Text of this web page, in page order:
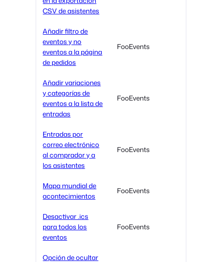
CSV de asistentes
Añadir filtro de
eventos y no
eventos a la página
de pedidos
FooEvents
Añadir variaciones
y categorías de
eventos a la lista de
entradas
FooEvents
Entradas por
correo electrónico
al comprador y a
los asistentes
FooEvents
Mapa mundial de
acontecimientos
FooEvents
Desactivar .ics
para todos los
eventos
FooEvents
Opción de ocultar